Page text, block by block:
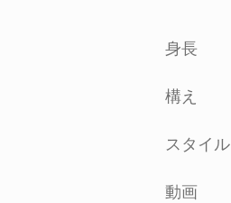
身長
構え
スタイル
動画